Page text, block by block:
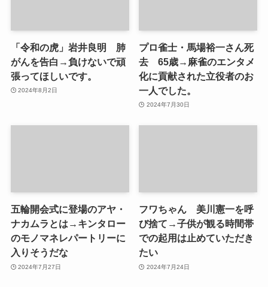
「令和の虎」岩井良明 肺
がんを告白→負けないで頑
張ってほしいです。
2024年8月2日
プロ雀士・馬場裕一さん死
去 65歳→麻雀のエンタメ
化に貢献された立役者のお
一人でした。
2024年7月30日
五輪開会式に登場のアヤ・
ナカムラとは→キンタロー
のモノマネレパートリーに
入りそうだな
2024年7月27日
フワちゃん 美川憲一を呼
び捨て→子供が観る時間帯
での起用は止めていただき
たい
2024年7月24日